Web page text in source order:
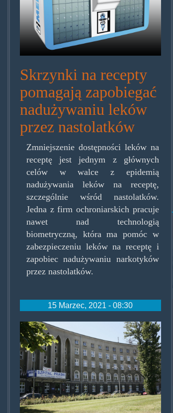
Skrzynki na recepty
pomagają zapobiegać
nadużywaniu leków
przez nastolatków
Zmniejszenie dostępności leków na
receptę jest jednym z głównych
celów w walce z epidemią
nadużywania leków na receptę,
szczególnie wśród nastolatków.
Jedna z firm ochroniarskich pracuje
nawet nad technologią
biometryczną, która ma pomóc w
zabezpieczeniu leków na receptę i
zapobiec nadużywaniu narkotyków
przez nastolatków.
15 Marzec, 2021 - 08:30
szpitalpraski.jpg